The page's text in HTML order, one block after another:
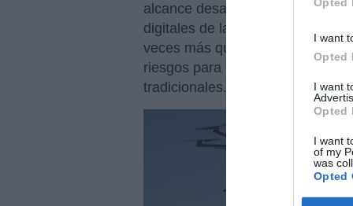
I want
Opted
I want
Opted
I want
of my
was
Opted
alcance desarrollados por
digitales de las líneas. Estos
veces más que un dron
riesgos para los equipos de
tradicionales.